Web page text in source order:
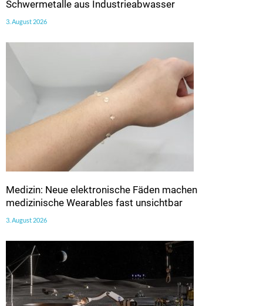
Schwermetalle aus Industrieabwasser
3. August 2026
Medizin: Neue elektronische Fäden machen
medizinische Wearables fast unsichtbar
3. August 2026